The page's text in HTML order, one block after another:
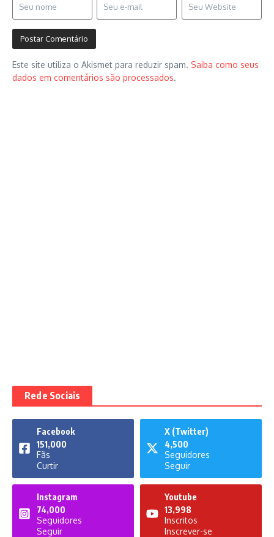
Este site utiliza o Akismet para reduzir spam. Saiba como seus
dados em comentários são processados.
Rede Sociais
Facebook
151,000
Fãs
Curtir
X (Twitter)
4,500
Seguidores
Seguir
Instagram
74,000
Seguidores
Seguir
Youtube
13,998
Inscritos
Inscrever-se